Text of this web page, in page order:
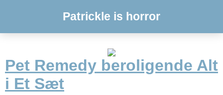
Patrickle is horror
Pet Remedy beroligende Alt
i Et Sæt